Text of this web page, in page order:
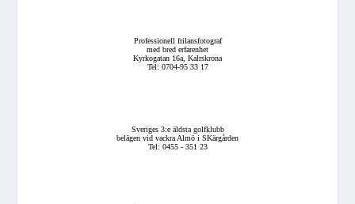
Professionell frilansfotograf
med bred erfarenhet
Kyrkogatan 16a, Kalrskrona
Tel: 0704-95 33 17
Sveriges 3:e äldsta golfklubb
belägen vid vackra Almö i SKärgården
Tel: 0455 - 351 23